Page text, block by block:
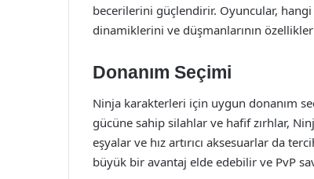
becerilerini güçlendirir. Oyuncular,
dinamiklerini ve düşmanlarının
Donanım Seçimi
Ninja karakterleri için uygun donanım
gücüne sahip silahlar ve hafif zırhlar,
eşyalar ve hız artırıcı aksesuarlar da
büyük bir avantaj elde edebilir ve PvP